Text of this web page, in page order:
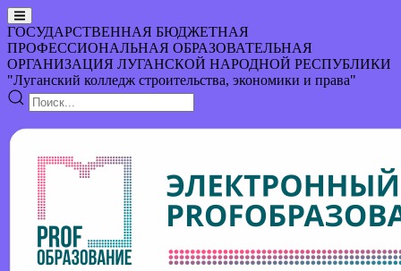
ГОСУДАРСТВЕННАЯ БЮДЖЕТНАЯ
ПРОФЕССИОНАЛЬНАЯ ОБРАЗОВАТЕЛЬНАЯ
ОРГАНИЗАЦИЯ ЛУГАНСКОЙ НАРОДНОЙ РЕСПУБЛИКИ
"Луганский колледж строительства, экономики и права"